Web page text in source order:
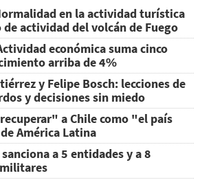
en la actividad turística
de actividad del volcán de Fuego
económica suma cinco
arriba de 4%
y Felipe Bosch: lecciones de
y decisiones sin miedo
a Chile como "el país
América Latina
sanciona a 5 entidades y a 8